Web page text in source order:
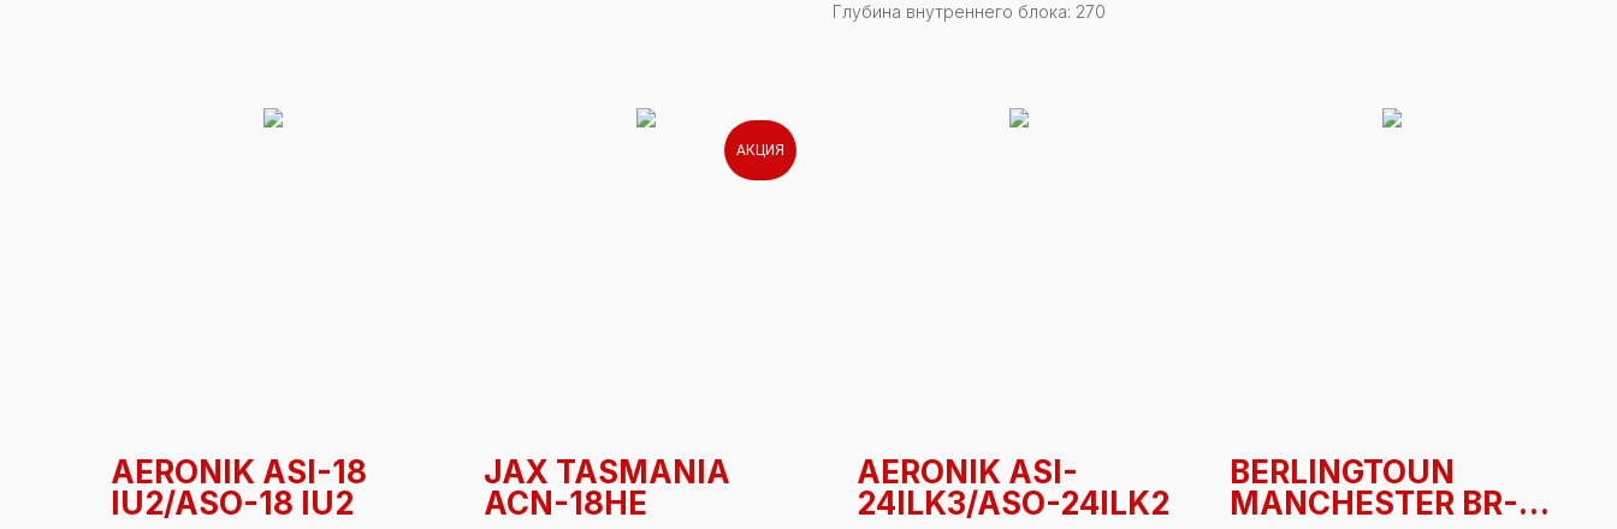
Глубина внутреннего блока: 270
AERONIK ASI-18
IU2/ASO-18 IU2
АКЦИЯ
JAX TASMANIA
ACN-18HE
AERONIK ASI-
24ILK3/ASO-24ILK2
BERLINGTOUN
MANCHESTER BR-